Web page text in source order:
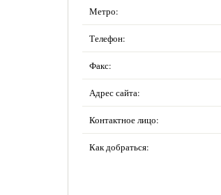
Метро:
Телефон:
Факс:
Адрес сайта:
Контактное лицо:
Как добраться: